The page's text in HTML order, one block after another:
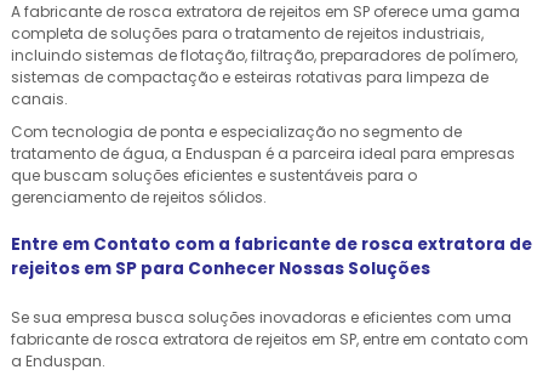
A fabricante de rosca extratora de rejeitos em SP oferece uma gama
completa de soluções para o tratamento de rejeitos industriais,
incluindo sistemas de flotação, filtração, preparadores de polímero,
sistemas de compactação e esteiras rotativas para limpeza de
canais.
Com tecnologia de ponta e especialização no segmento de
tratamento de água, a Enduspan é a parceira ideal para empresas
que buscam soluções eficientes e sustentáveis para o
gerenciamento de rejeitos sólidos.
Entre em Contato com a fabricante de rosca extratora de
rejeitos em SP para Conhecer Nossas Soluções
Se sua empresa busca soluções inovadoras e eficientes com uma
fabricante de rosca extratora de rejeitos em SP, entre em contato com
a Enduspan.